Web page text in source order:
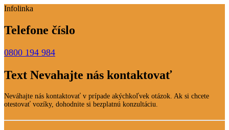
Infolinka
Telefone číslo
0800 194 984
Text Nevahajte nás kontaktovať
Neváhajte nás kontaktovať v prípade akýchkoľvek otázok. Ak si chcete
otestovať vozíky, dohodnite si bezplatnú konzultáciu.